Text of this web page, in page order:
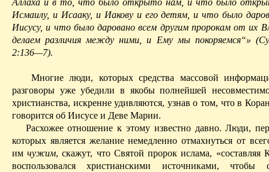
Исмаилу, и Исааку, и Иакову и его детям, и что было
Иисусу, и что было даровано всем другим пророкам от их
делаем различия между ними, и Ему мы покоряемся“»
2:136—7).
Многие люди, которых средства массовой
разговоры уже убедили в якобы полнейшей
христианства, искренне удивляются, узнав о том, что в
говорится об Иисусе и Деве Марии.
Расхожееотношение к этому известно давно. Люди,
которых является желание немедленно отмахнуться от
имчужим, скажут, что Святой пророк ислама, «составляя
воспользовался христианскими источниками, чтобы